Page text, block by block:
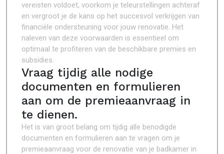
vereisten voldoet, voorkom je teleurstellingen achteraf
en vergroot je de kans op het succesvol verkrijgen van
financiële ondersteuning voor jouw renovatie. Het
naleven van deze voorwaarden is essentieel om
optimaal te profiteren van de beschikbare premies en
subsidies.
Vraag tijdig alle nodige
documenten en formulieren
aan om de premieaanvraag in
te dienen.
Het is van groot belang om tijdig alle benodigde
documenten en formulieren aan te vragen om je
premieaanvraag voor de renovatie van je badkamer in